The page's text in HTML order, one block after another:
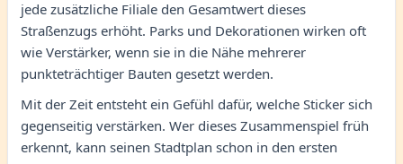
jede zusätzliche Filiale den Gesamtwert dieses
Straßenzugs erhöht. Parks und Dekorationen wirken oft
wie Verstärker, wenn sie in die Nähe mehrerer
punkteträchtiger Bauten gesetzt werden.
Mit der Zeit entsteht ein Gefühl dafür, welche Sticker sich
gegenseitig verstärken. Wer dieses Zusammenspiel früh
erkennt, kann seinen Stadtplan schon in den ersten